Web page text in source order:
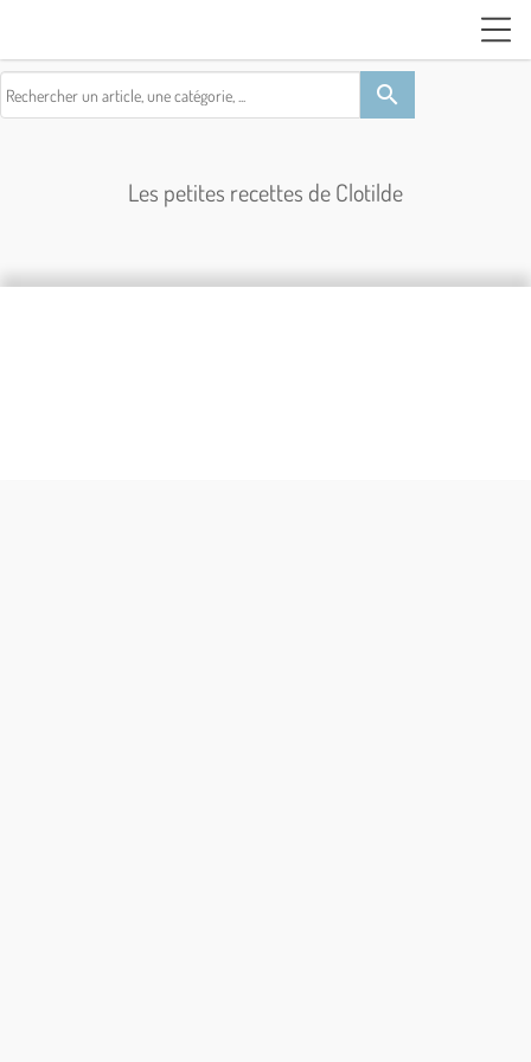
search
Les petites recettes de Clotilde